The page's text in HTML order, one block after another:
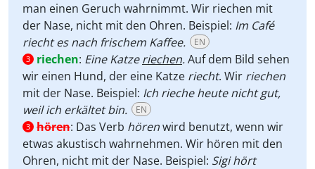
man einen Geruch wahrnimmt. Wir riechen mit
der Nase, nicht mit den Ohren. Beispiel: Im Café
riecht es nach frischem Kaffee.
EN
3 riechen: Eine Katzeriechen.Auf dem Bild sehen
wir einen Hund, der eine Katze riecht. Wir riechen
mit der Nase. Beispiel: Ich rieche heute nicht gut,
weil ich erkältet bin.
EN
3 hören: Das Verb hörenwird benutzt, wenn wir
etwas akustisch wahrnehmen. Wir hören mit den
Ohren, nicht mit der Nase. Beispiel: Sigi hört